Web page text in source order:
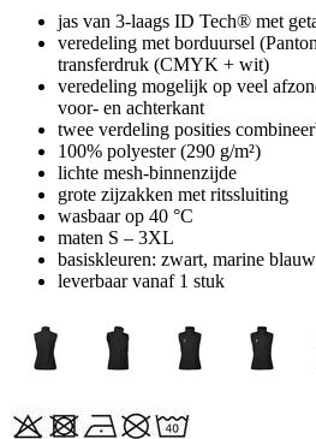
jas van 3-laags ID Tech® met
veredeling met borduursel
transferdruk (CMYK + wit)
veredeling mogelijk op veel
voor- en achterkant
twee verdeling posities
100% polyester (290 g/m²)
lichte mesh-binnenzijde
grote zijzakken met ritssluiting
wasbaar op 40 °C
maten S – 3XL
basiskleuren: zwart, marine blauw
leverbaar vanaf 1 stuk